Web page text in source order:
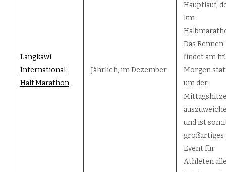
Langkawi
International
Half Marathon
Jährlich, im Dezember
Hauptlauf,
km
Das Rennen
findet am
Morgen
um der
und ist
großartiges
Event für
Athleten